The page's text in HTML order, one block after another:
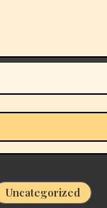
Uncategorized